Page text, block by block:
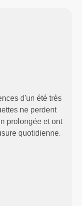
d'un été très
ne perdent
prolongée et ont
quotidienne.